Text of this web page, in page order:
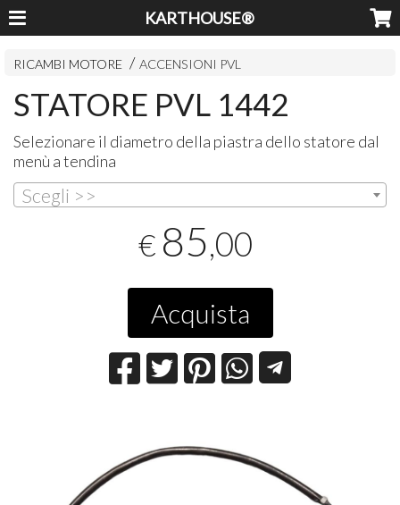
KARTHOUSE®
RICAMBI MOTORE ACCENSIONI PVL
STATORE PVL 1442
Selezionare il diametro della piastra dello statore dal
menù a tendina
Scegli >>
€ 85,00
Acquista